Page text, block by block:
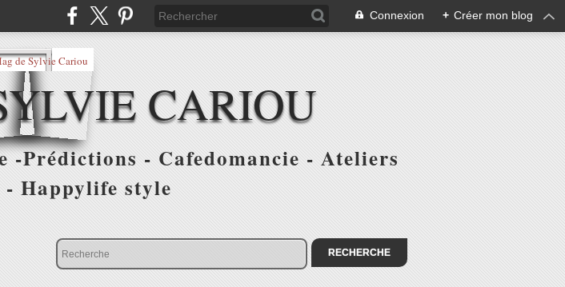
Connexion + Créer mon blog
CARIOU
Prédictions - Cafedomancie - Ateliers
Happylife style